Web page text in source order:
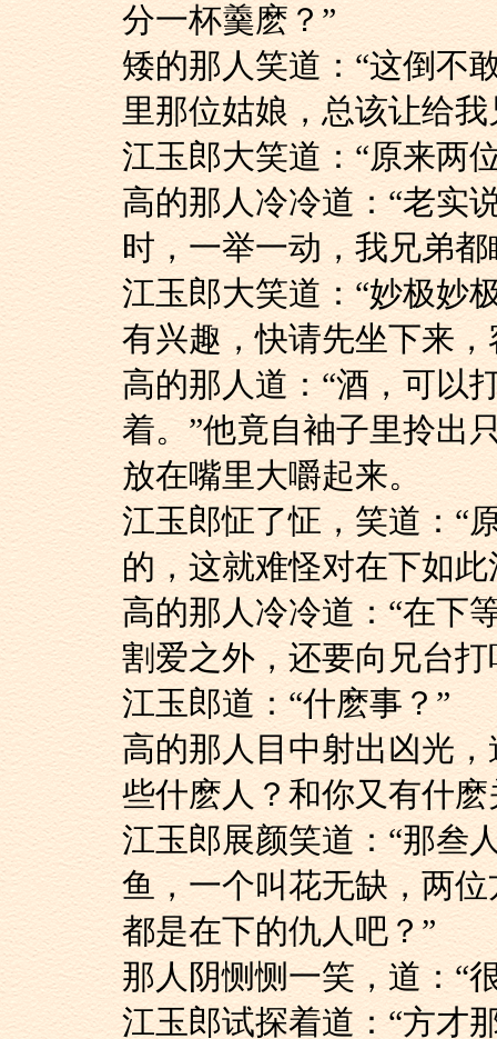
分一杯羹麽？”
矮的那人笑道：“这倒
里那位姑娘，总该让给
江玉郎大笑道：“原来
高的那人冷冷道：“老
时，一举一动，我兄弟
江玉郎大笑道：“妙极
有兴趣，快请先坐下来
高的那人道：“酒，可
着。”他竟自袖子里拎出
放在嘴里大嚼起来。
江玉郎怔了怔，笑道
的，这就难怪对在下如此
高的那人冷冷道：“在
割爱之外，还要向兄台打
江玉郎道：“什麽事？”
高的那人目中射出凶
些什麽人？和你又有什麽
江玉郎展颜笑道：“那
鱼，一个叫花无缺，两
都是在下的仇人吧？”
那人阴恻恻一笑，道：
江玉郎试探着道：“